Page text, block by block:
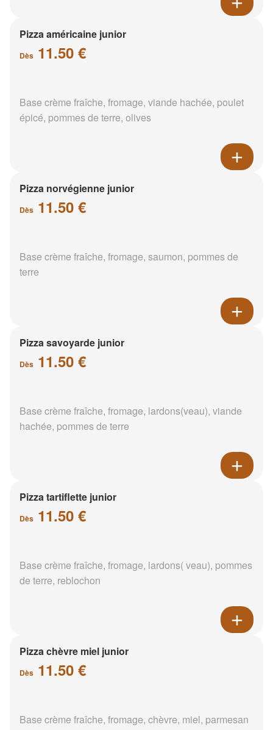
Pizza américaine junior
Dès 11.50 €
Base crème fraîche, fromage, viande hachée, poulet
épicé, pommes de terre, olives
Pizza norvégienne junior
Dès 11.50 €
Base crème fraîche, fromage, saumon, pommes de
terre
Pizza savoyarde junior
Dès 11.50 €
Base crème fraîche, fromage, lardons(veau), viande
hachée, pommes de terre
Pizza tartiflette junior
Dès 11.50 €
Base crème fraîche, fromage, lardons( veau), pommes
de terre, reblochon
Pizza chèvre miel junior
Dès 11.50 €
Base crème fraîche, fromage, chèvre, miel, parmesan